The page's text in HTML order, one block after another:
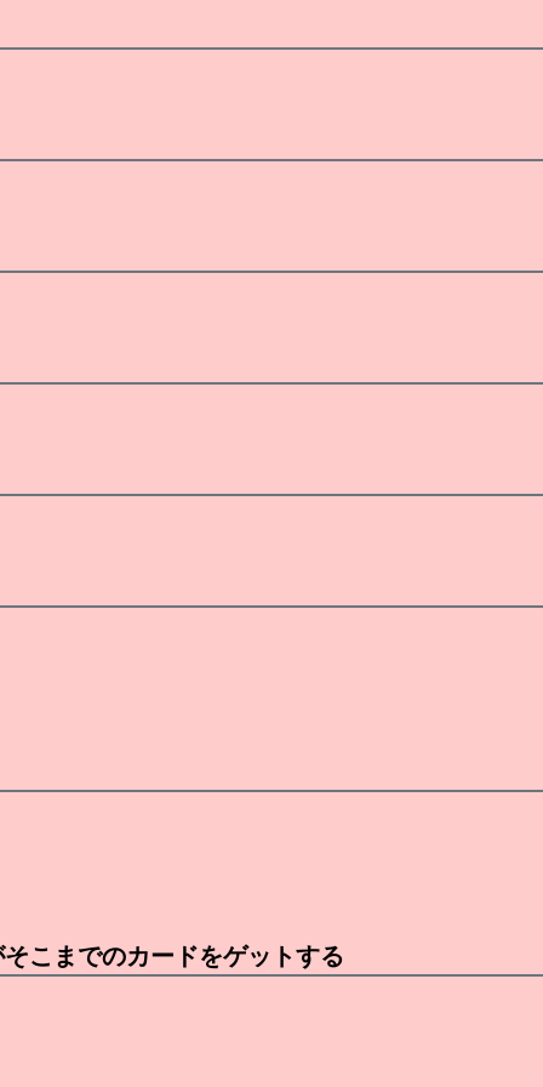
こまでのカードをゲットする